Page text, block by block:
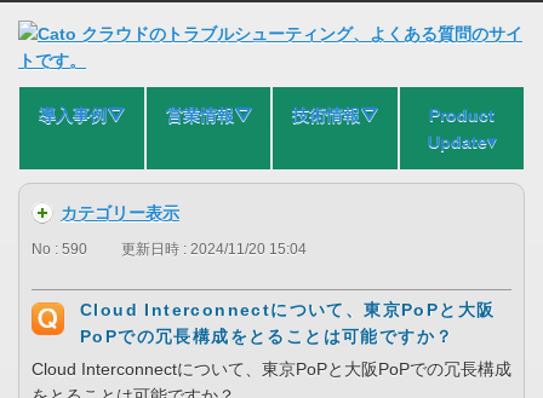
導入事例⛛ 営業情報⛛ 技術情報⛛
Product
Update▾
カテゴリー表示
No : 590 更新日時 : 2024/11/20 15:04
Cloud Interconnectについて、東京PoPと大阪
PoPでの冗長構成をとることは可能ですか？
Cloud Interconnectについて、東京PoPと大阪PoPでの冗長構成